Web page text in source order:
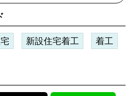
新設住宅着工 着工